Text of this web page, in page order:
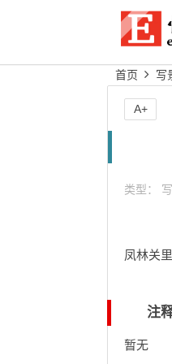
首页 写
类型：
凤林关
注释
暂无
A+